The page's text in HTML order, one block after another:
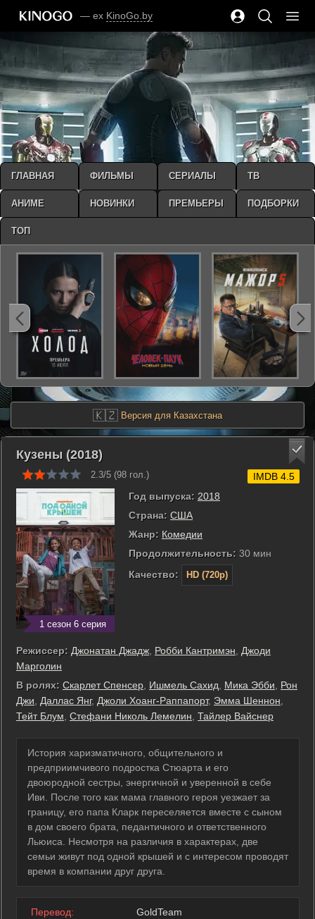
— ex KinoGo.by
🇰🇿 Версия для Казахстана
Кузены (2018)
2.3/5 (98 гол.)
1 сезон 6 серия
Год выпуска: 2018
Страна: США
Жанр: Комедии
Продолжительность: 30 мин
Качество:
HD (720p)
IMDB 4.5
Режиссер: Джонатан Джадж Робби Кантримэн
Джоди
Марголин
В ролях: Скарлет Спенсер Ишмель Сахид Мика Эбби
Рон
Джи
Даллас Янг, Джоли Хоанг-Раппапорт, Эмма Шеннон
Тейт Блум Стефани Николь Лемелин Тайлер Вайснер
История харизматичного, общительного и
предприимчивого подростка Стюарта и его
двоюродной сестры, энергичной и уверенной в себе
Иви. После того как мама главного героя уезжает за
границу, его папа Кларк переселяется вместе с сыном
в дом своего брата, педантичного и ответственного
Льюиса. Несмотря на различия в характерах, две
семьи живут под одной крышей и с интересом проводят
время в компании друг друга.
Перевод: GoldTeam
ГЛАВНАЯ ФИЛЬМЫ СЕРИАЛЫ ТВ
АНИМЕ НОВИНКИ ПРЕМЬЕРЫ ПОДБОРКИ
ТОП